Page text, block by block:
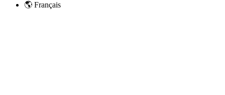
🌎 Français